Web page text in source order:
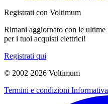
Registrati con Voltimum
Rimani aggiornato con le ultime
per i tuoi acquisti elettrici!
Registrati qui
© 2002-2026 Voltimum
Termini e condizioni